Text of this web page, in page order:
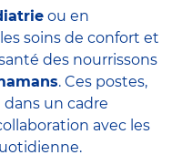
ou en
les soins de confort et
des nourrissons
. Ces postes,
dans un cadre
avec les